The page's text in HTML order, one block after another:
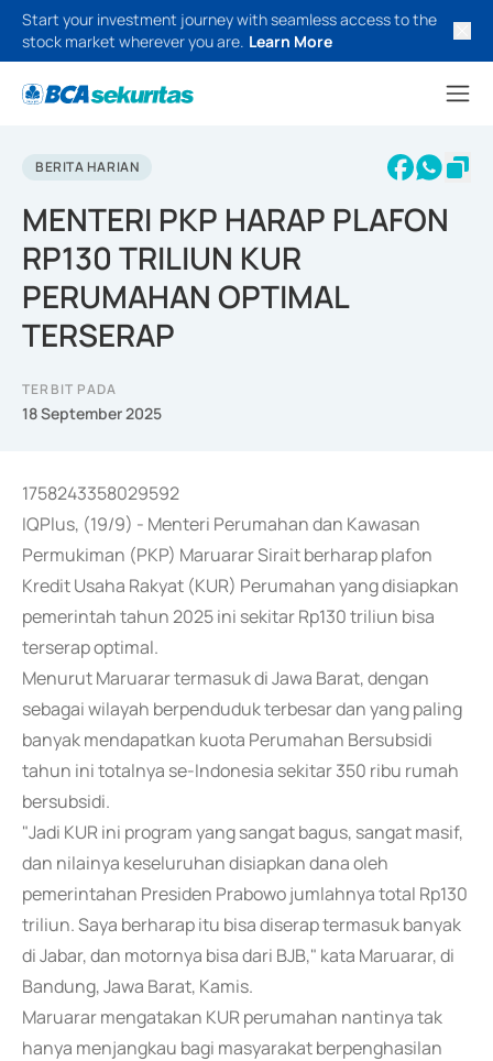
Start your investment journey with seamless access to the
stock market wherever you are. Learn More
BERITA HARIAN
MENTERI PKP HARAP PLAFON
RP130 TRILIUN KUR
PERUMAHAN OPTIMAL
TERSERAP
TERBIT PADA
18 September 2025
1758243358029592
IQPlus, (19/9) - Menteri Perumahan dan Kawasan
Permukiman (PKP) Maruarar Sirait berharap plafon
Kredit Usaha Rakyat (KUR) Perumahan yang disiapkan
pemerintah tahun 2025 ini sekitar Rp130 triliun bisa
terserap optimal.
Menurut Maruarar termasuk di Jawa Barat, dengan
sebagai wilayah berpenduduk terbesar dan yang paling
banyak mendapatkan kuota Perumahan Bersubsidi
tahun ini totalnya se-Indonesia sekitar 350 ribu rumah
bersubsidi.
"Jadi KUR ini program yang sangat bagus, sangat masif,
dan nilainya keseluruhan disiapkan dana oleh
pemerintahan Presiden Prabowo jumlahnya total Rp130
triliun. Saya berharap itu bisa diserap termasuk banyak
di Jabar, dan motornya bisa dari BJB," kata Maruarar, di
Bandung, Jawa Barat, Kamis.
Maruarar mengatakan KUR perumahan nantinya tak
hanya menjangkau bagi masyarakat berpenghasilan